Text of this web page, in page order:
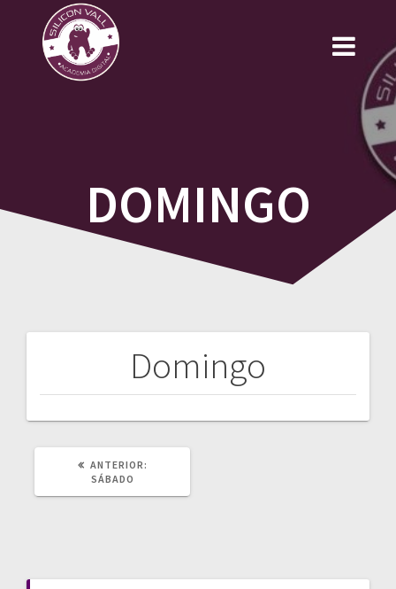
DOMINGO
Domingo
Navegación
de
entradas
ANTERIOR:
SÁBADO